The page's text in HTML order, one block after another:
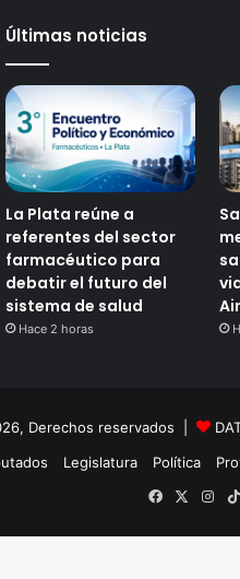
Últimas noticias
La Plata reúne a
referentes del sector
farmacéutico para
debatir el futuro del
sistema de salud
Hace 2 horas
Derechos reservados |
Legislatura Política
Facebook